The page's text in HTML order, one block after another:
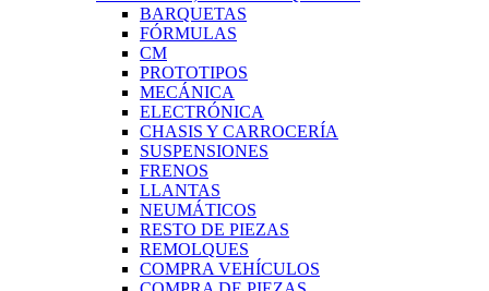
BARQUETAS
FÓRMULAS
CM
PROTOTIPOS
MECÁNICA
ELECTRÓNICA
CHASIS Y CARROCERÍA
SUSPENSIONES
FRENOS
LLANTAS
NEUMÁTICOS
RESTO DE PIEZAS
REMOLQUES
COMPRA VEHÍCULOS